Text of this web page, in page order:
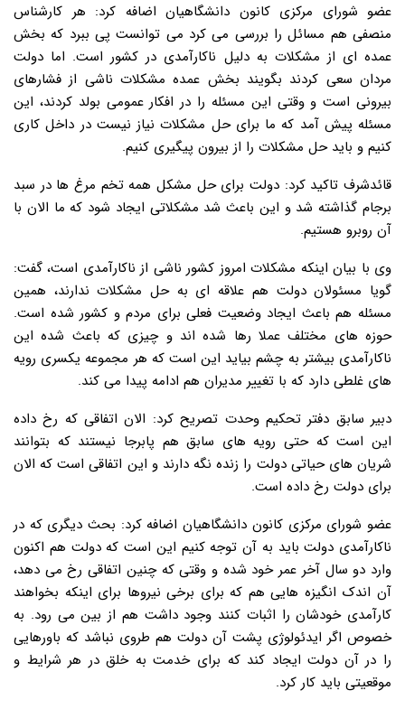
عضو شورای مرکزی کانون دانشگاهیان اضافه کرد: هر کارشناس
منصفی هم مسائل را بررسی می کرد می توانست پی ببرد که بخش
عمده ای از مشکلات به دلیل ناکارآمدی در کشور است. اما دولت
مردان سعی کردند بگویند بخش عمده مشکلات ناشی از فشارهای
بیرونی است و وقتی این مسئله را در افکار عمومی بولد کردند، این
مسئله پیش آمد که ما برای حل مشکلات نیاز نیست در داخل کاری
کنیم و باید حل مشکلات را از بیرون پیگیری کنیم.
قائدشرف تاکید کرد: دولت برای حل مشکل همه تخم مرغ ها در سبد
برجام گذاشته شد و این باعث شد مشکلاتی ایجاد شود که ما الان با
آن روبرو هستیم.
وی با بیان اینکه مشکلات امروز کشور ناشی از ناکارآمدی است، گفت:
گویا مسئولان دولت هم علاقه ای به حل مشکلات ندارند، همین
مسئله هم باعث ایجاد وضعیت فعلی برای مردم و کشور شده است.
حوزه های مختلف عملا رها شده اند و چیزی که باعث شده این
ناکارآمدی بیشتر به چشم بیاید این است که هر مجموعه یکسری رویه
های غلطی دارد که با تغییر مدیران هم ادامه پیدا می کند.
دبیر سابق دفتر تحکیم وحدت تصریح کرد: الان اتفاقی که رخ داده
این است که حتی رویه های سابق هم پابرجا نیستند که بتوانند
شریان های حیاتی دولت را زنده نگه دارند و این اتفاقی است که الان
برای دولت رخ داده است.
عضو شورای مرکزی کانون دانشگاهیان اضافه کرد: بحث دیگری که در
ناکارآمدی دولت باید به آن توجه کنیم این است که دولت هم اکنون
وارد دو سال آخر عمر خود شده و وقتی که چنین اتفاقی رخ می دهد،
آن اندک انگیزه هایی هم که برای برخی نیروها برای اینکه بخواهند
کارآمدی خودشان را اثبات کنند وجود داشت هم از بین می رود. به
خصوص اگر ایدئولوژی پشت آن دولت هم طروی نباشد که باورهایی
را در آن دولت ایجاد کند که برای خدمت به خلق در هر شرایط و
موقعیتی باید کار کرد.